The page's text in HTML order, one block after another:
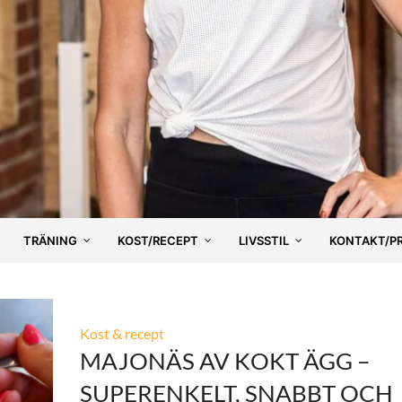
TRÄNING KOST/RECEPT LIVSSTIL KONTAKT/
Kost & recept
MAJONÄS AV KOKT ÄGG –
SUPERENKELT, SNABBT OCH